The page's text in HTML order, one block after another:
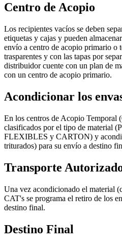
Centro de Acopio
Los recipientes vacíos se deben
etiquetas y cajas y pueden
envío a centro de acopio primario o
trasparentes y con las tapas por
distribuidor cuente con un plan de
con un centro de acopio primario.
Acondicionar los
En los centros de Acopio Temporal
clasificados por el tipo de material
FLEXIBLES y CARTON) y
triturados) para su envío a destino
Transporte
Una vez acondicionado el material
CAT's se programa el retiro de los
destino final.
Destino Final